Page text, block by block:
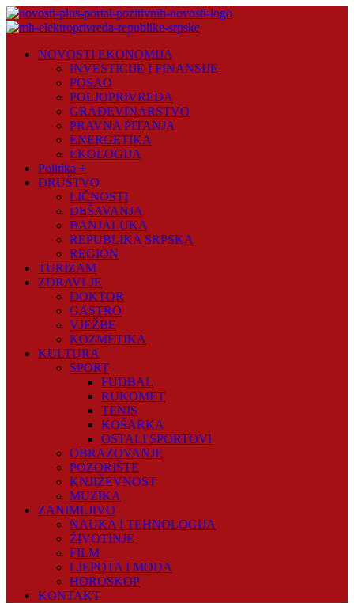
Skip
to
Plus
NOVOSTI EKONOMIJA
INVESTICIJE I FINANSIJE
POSAO
POLJOPRIVREDA
GRAĐEVINARSTVO
PRAVNA PITANJA
ENERGETIKA
EKOLOGIJA
Politika +
DRUŠTVO
LIČNOSTI
DEŠAVANJA
BANJALUKA
REPUBLIKA SRPSKA
REGION
TURIZAM
ZDRAVLJE
DOKTOR
GASTRO
VJEŽBE
KOZMETIKA
KULTURA
SPORT
FUDBAL
RUKOMET
TENIS
KOŠARKA
OSTALI SPORTOVI
OBRAZOVANJE
POZORIŠTE
KNJIŽEVNOST
MUZIKA
ZANIMLJIVO
NAUKA I TEHNOLOGIJA
ŽIVOTINJE
FILM
LJEPOTA I MODA
HOROSKOP
KONTAKT